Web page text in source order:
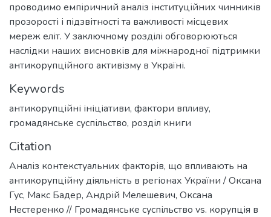
проводимо емпіричний аналіз інституційних чинників
прозорості і підзвітності та важливості місцевих
мереж еліт. У заключному розділі обговорюються
наслідки наших висновків для міжнародної підтримки
антикорупційного активізму в Україні.
Keywords
антикорупційні ініціативи, фактори впливу,
громадянське суспільство, розділ книги
Citation
Аналіз контекстуальних факторів, що впливають на
антикорупційну діяльність в регіонах України / Оксана
Гус, Макс Бадер, Андрій Мелешевич, Оксана
Нестеренко // Громадянське суспільство vs. корупція в